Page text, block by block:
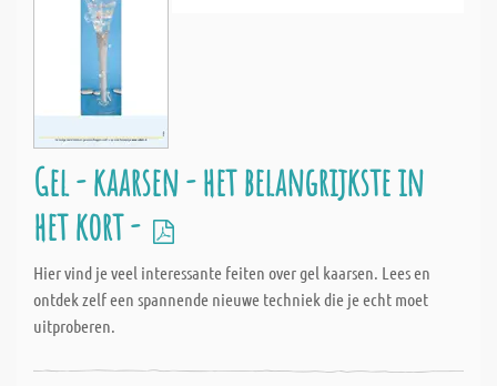
Gel - kaarsen - het belangrijkste in
het kort -
Hier vind je veel interessante feiten over gel kaarsen. Lees en
ontdek zelf een spannende nieuwe techniek die je echt moet
uitproberen.